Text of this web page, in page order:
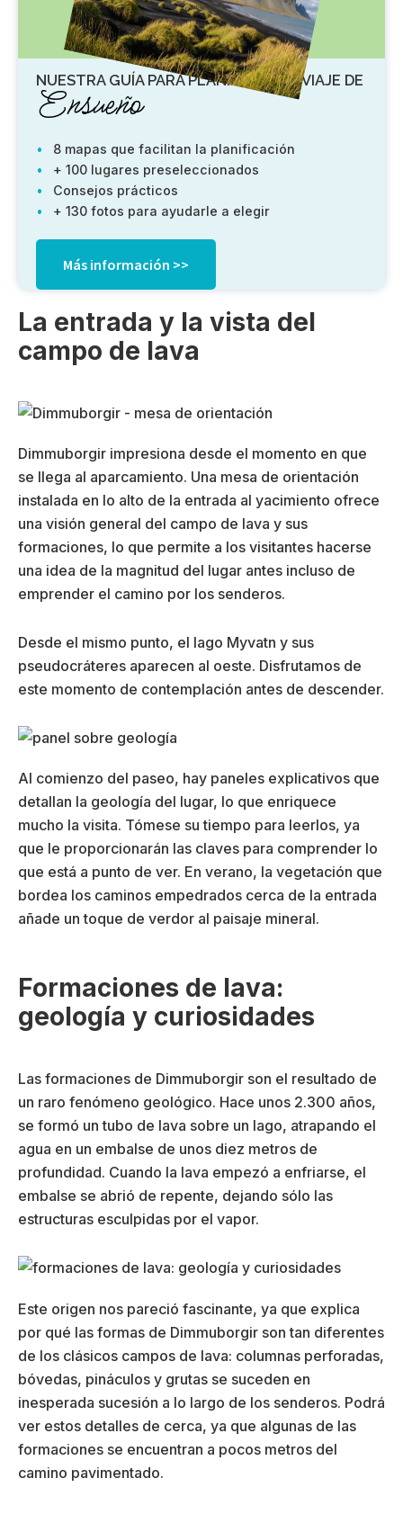
NUESTRA GUÍA PARA PLANIFICAR UN VIAJE DE
Ensueño
8 mapas que facilitan la planificación
+ 100 lugares preseleccionados
Consejos prácticos
+ 130 fotos para ayudarle a elegir
Más información >>
La entrada y la vista del
campo de lava
Dimmuborgir impresiona desde el momento en que
se llega al aparcamiento. Una mesa de orientación
instalada en lo alto de la entrada al yacimiento ofrece
una visión general del campo de lava y sus
formaciones, lo que permite a los visitantes hacerse
una idea de la magnitud del lugar antes incluso de
emprender el camino por los senderos.
Desde el mismo punto, el lago Myvatn y sus
pseudocráteres aparecen al oeste. Disfrutamos de
este momento de contemplación antes de descender.
Al comienzo del paseo, hay paneles explicativos que
detallan la geología del lugar, lo que enriquece
mucho la visita. Tómese su tiempo para leerlos, ya
que le proporcionarán las claves para comprender lo
que está a punto de ver. En verano, la vegetación que
bordea los caminos empedrados cerca de la entrada
añade un toque de verdor al paisaje mineral.
Formaciones de lava:
geología y curiosidades
Las formaciones de Dimmuborgir son el resultado de
un raro fenómeno geológico. Hace unos 2.300 años,
se formó un tubo de lava sobre un lago, atrapando el
agua en un embalse de unos diez metros de
profundidad. Cuando la lava empezó a enfriarse, el
embalse se abrió de repente, dejando sólo las
estructuras esculpidas por el vapor.
Este origen nos pareció fascinante, ya que explica
por qué las formas de Dimmuborgir son tan diferentes
de los clásicos campos de lava: columnas perforadas,
bóvedas, pináculos y grutas se suceden en
inesperada sucesión a lo largo de los senderos. Podrá
ver estos detalles de cerca, ya que algunas de las
formaciones se encuentran a pocos metros del
camino pavimentado.